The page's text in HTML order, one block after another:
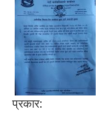
प्रकार: